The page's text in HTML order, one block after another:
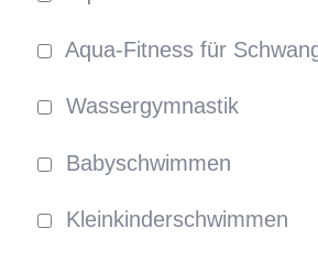
Aqua-Fitness für
Wassergymnastik
Babyschwimmen
Kleinkinderschwimmen